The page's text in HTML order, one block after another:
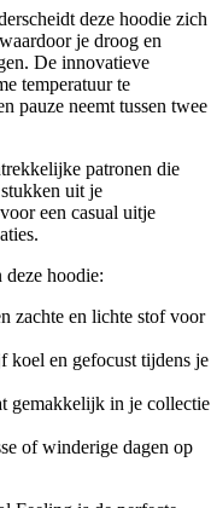
deze hoodie zich
je droog en
De innovatieve
temperatuur te
pauze neemt tussen twee
patronen die
uit je
een casual uitje
hoodie:
zachte en lichte stof voor
koel en gefocust tijdens je
gemakkelijk in je collectie
of winderige dagen op